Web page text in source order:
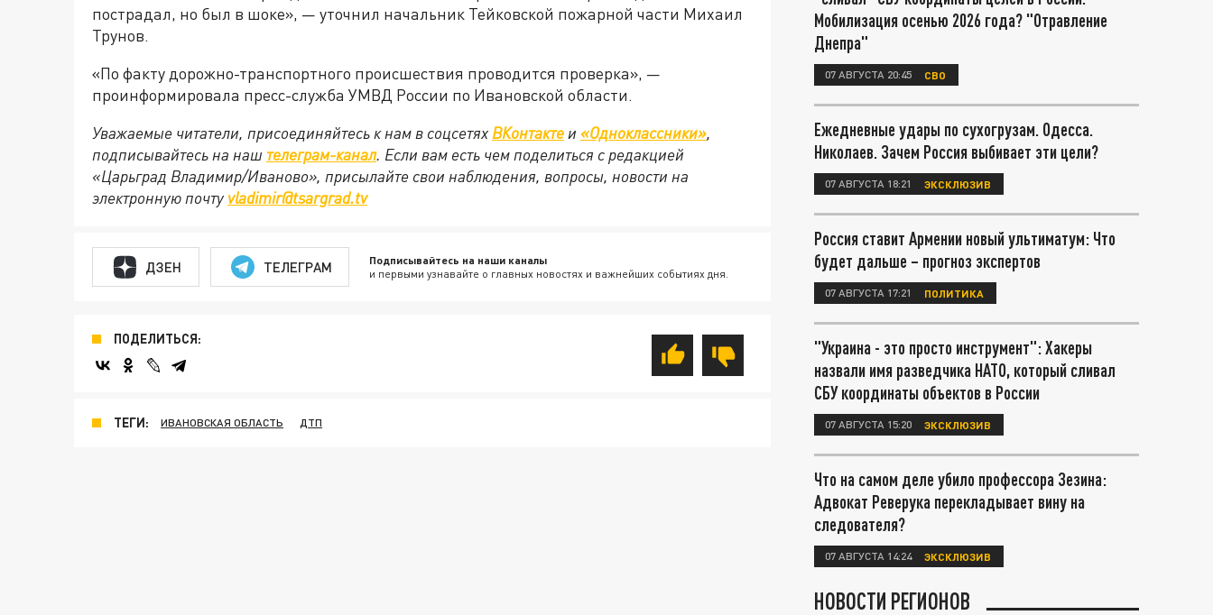
пострадал, но был в шоке», — уточнил начальник Тейковской пожарной части Михаил
Трунов.
«По факту дорожно-транспортного происшествия проводится проверка», —
проинформировала пресс-служба УМВД России по Ивановской области.
Уважаемые читатели, присоединяйтесь к нам в соцсетях ВКонтакте и «Одноклассники»,
подписывайтесь на наш телеграм-канал. Если вам есть чем поделиться с редакцией
«Царьград Владимир/Иваново», присылайте свои наблюдения, вопросы, новости на
электронную почту vladimir@tsargrad.tv
ДЗЕН ТЕЛЕГРАМ Подписывайтесь на наши каналы
и первыми узнавайте о главных новостях и важнейших событиях дня.
ПОДЕЛИТЬСЯ:
ТЕГИ: ИВАНОВСКАЯ ОБЛАСТЬ ДТП
Мобилизация осенью 2026 года? "Отравление
Днепра"
07 АВГУСТА 20:45 СВО
Ежедневные удары по сухогрузам. Одесса.
Николаев. Зачем Россия выбивает эти цели?
07 АВГУСТА 18:21 ЭКСКЛЮЗИВ
Россия ставит Армении новый ультиматум: Что
будет дальше – прогноз экспертов
07 АВГУСТА 17:21 ПОЛИТИКА
"Украина - это просто инструмент": Хакеры
назвали имя разведчика НАТО, который сливал
СБУ координаты объектов в России
07 АВГУСТА 15:20 ЭКСКЛЮЗИВ
Что на самом деле убило профессора Зезина:
Адвокат Реверука перекладывает вину на
следователя?
07 АВГУСТА 14:24 ЭКСКЛЮЗИВ
НОВОСТИ РЕГИОНОВ